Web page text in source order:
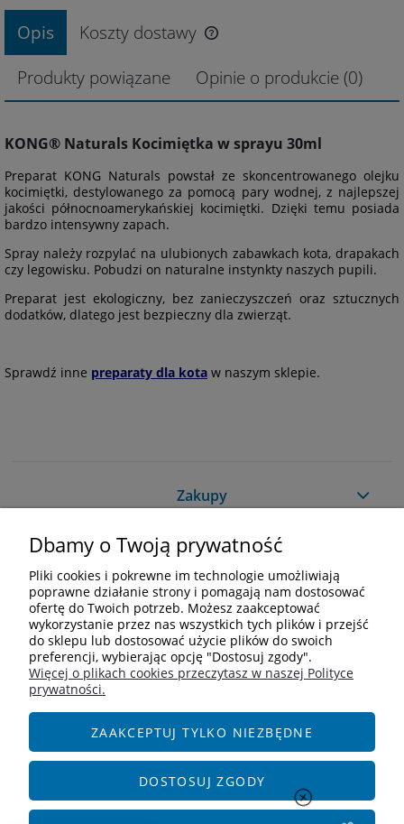
Opis
Koszty dostawy
Produkty powiązane
Opinie o produkcie (0)
KONG® Naturals Kocimiętka w sprayu 30ml
Preparat KONG Naturals powstał ze skoncentrowanego olejku
kocimiętki, destylowanego za pomocą pary wodnej, z najlepszej
jakości północnoamerykańskiej kocimiętki. Dzięki temu posiada
bardzo intensywny zapach.
Spray należy rozpylać na ulubionych zabawkach kota, drapakach
czy legowisku. Pobudzi on naturalne instynkty naszych pupili.
Preparat jest ekologiczny, bez zanieczyszczeń oraz sztucznych
dodatków, dlatego jest bezpieczny dla zwierząt.
Sprawdź inne preparaty dla kota w naszym sklepie.
Zakupy
Pomoc
Moje konto
Informacje
Kontakt
ul. Czereśniowa 18
55-095 Januszkowice
Social Media
Dbamy o Twoją prywatność
Pliki cookies i pokrewne im technologie umożliwiają
poprawne działanie strony i pomagają nam dostosować
ofertę do Twoich potrzeb. Możesz zaakceptować
wykorzystanie przez nas wszystkich tych plików i przejść
do sklepu lub dostosować użycie plików do swoich
preferencji, wybierając opcję "Dostosuj zgody".
Więcej o plikach cookies przeczytasz w naszej Polityce
prywatności.
ZAAKCEPTUJ TYLKO NIEZBĘDNE
DOSTOSUJ ZGODY